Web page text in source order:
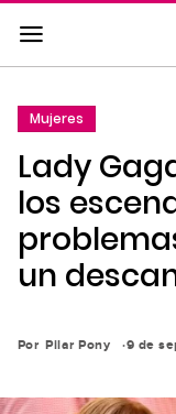
Saltar
al
contenido
la
navegación
principal
Mujeres
Lady
los
un
Por Pilar Pony 9 de